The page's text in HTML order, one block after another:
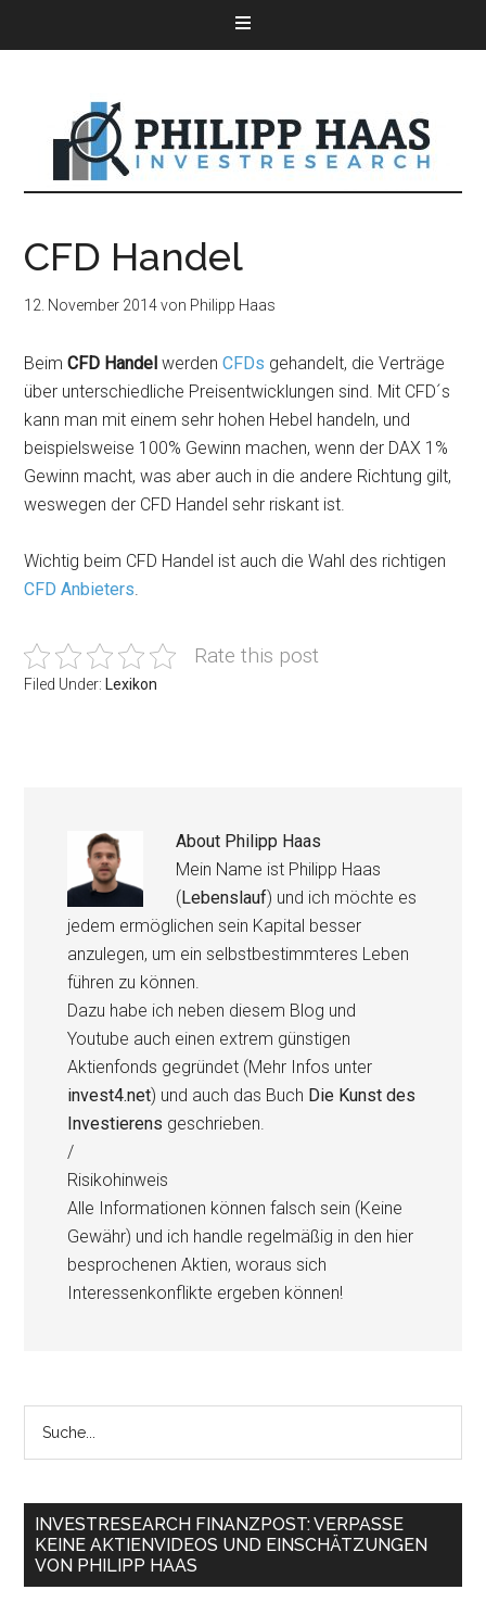
CFD Handel
12. November 2014von Philipp Haas
BeimCFD Handel werdenCFDs gehandelt, die Verträge
über unterschiedliche Preisentwicklungen sind. Mit CFD´s
kann man mit einem sehr hohen Hebel handeln, und
beispielsweise 100% Gewinn machen, wenn der DAX 1%
Gewinn macht, was aber auch in die andere Richtung gilt,
weswegen der CFD Handel sehr riskant ist.
Wichtig beim CFD Handel ist auch die Wahl des richtigen
CFD Anbieters.
Rate this post
Filed Under: Lexikon
About Philipp Haas
Mein Name ist Philipp Haas
(Lebenslauf) und ich möchte es
jedem ermöglichen sein Kapital besser
anzulegen, um ein selbstbestimmteres Leben
führen zu können.
Dazu habe ich neben diesem Blog und
Youtube auch einen extrem günstigen
Aktienfonds gegründet (Mehr Infos unter
invest4.net) und auch das Buch Die Kunst des
Investierens geschrieben.
/
Risikohinweis
Alle Informationen können falsch sein (Keine
Gewähr) und ich handle regelmäßig in den hier
besprochenen Aktien, woraus sich
Interessenkonflikte ergeben können!
INVESTRESEARCH FINANZPOST: VERPASSE
KEINE AKTIENVIDEOS UND EINSCHÄTZUNGEN
VON PHILIPP HAAS